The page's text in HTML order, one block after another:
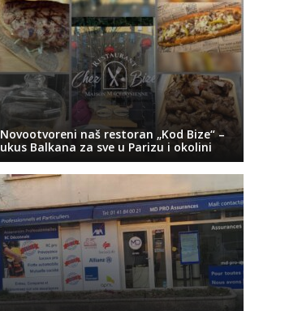
Novootvoreni naš restoran „Kod Bize“ –
ukus Balkana za sve u Parizu i okolini